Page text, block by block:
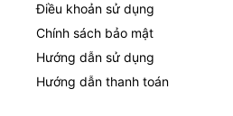
Điều khoản sử dụng
Chính sách bảo mật
Hướng dẫn sử dụng
Hướng dẫn thanh toán